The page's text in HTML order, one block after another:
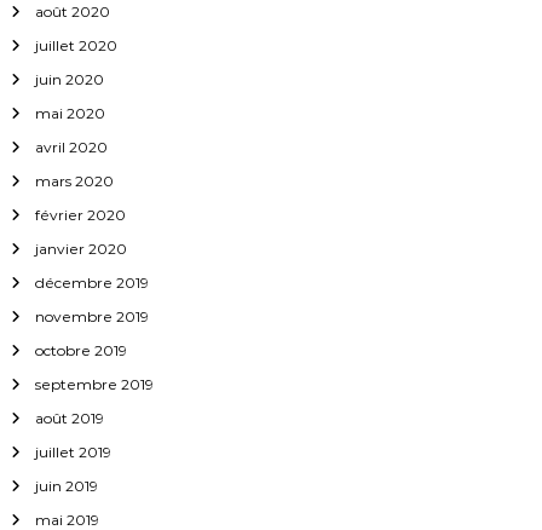
août 2020
juillet 2020
juin 2020
mai 2020
avril 2020
mars 2020
février 2020
janvier 2020
décembre 2019
novembre 2019
octobre 2019
septembre 2019
août 2019
juillet 2019
juin 2019
mai 2019